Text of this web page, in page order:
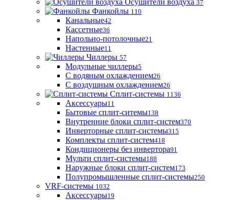
Осушители воздуха 37
Фанкойлы 110
Канальные42
Кассетные36
Напольно-потолочные21
Настенные11
Чиллеры 57
Модульные чиллеры5
С водяным охлаждением26
С воздушным охлаждением26
Сплит-системы 1136
Аксессуары11
Бытовые сплит-ситемы138
Внутренние блоки сплит-систем370
Инверторные сплит-системы315
Комплекты сплит-систем418
Кондиционеры без инвертора91
Мульти сплит-системы188
Наружные блоки сплит-систем173
Полупромышленные сплит-системы250
VRF-системы 1032
Аксессуары19